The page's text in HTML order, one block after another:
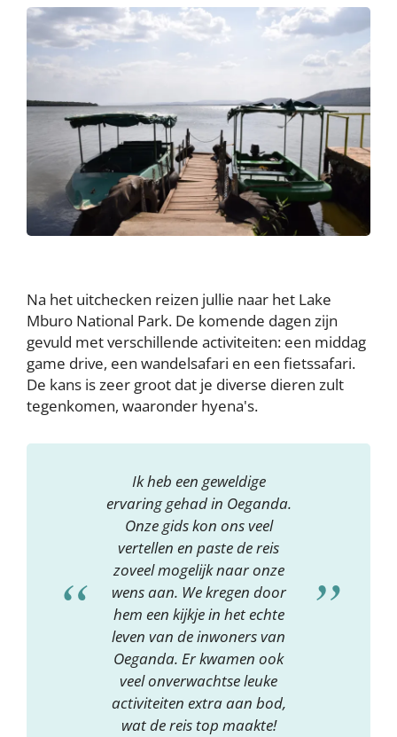
Na het uitchecken reizen jullie naar het Lake
Mburo National Park. De komende dagen zijn
gevuld met verschillende activiteiten: een middag
game drive, een wandelsafari en een fietssafari.
De kans is zeer groot dat je diverse dieren zult
tegenkomen, waaronder hyena's.
Ik heb een geweldige
ervaring gehad in Oeganda.
Onze gids kon ons veel
vertellen en paste de reis
zoveel mogelijk naar onze
wens aan. We kregen door
hem een kijkje in het echte
leven van de inwoners van
Oeganda. Er kwamen ook
veel onverwachtse leuke
activiteiten extra aan bod,
wat de reis top maakte!